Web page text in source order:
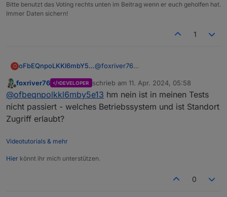
Bitte benutzt das Voting rechts unten im Beitrag wenn er euch geholfen hat.
Immer Daten sichern!
1
O oFbEQnpoLKKl6mbY5e13@foxriver76
der Liste der Standorte tippe (links
neben dem Mülleimer), schließt sich
die App. Soll das so?
Offline
foxriver76 DEVELOPER schrieb am 11. Apr. 2024, 05:58
zuletzt editiert von
@ofbeqnpolkkl6mby5e13 hm nein ist in meinen Tests
nicht passiert - welches Betriebssystem und ist Standort
Zugriff erlaubt?
Videotutorials & mehr
Hier könnt ihr mich unterstützen.
0